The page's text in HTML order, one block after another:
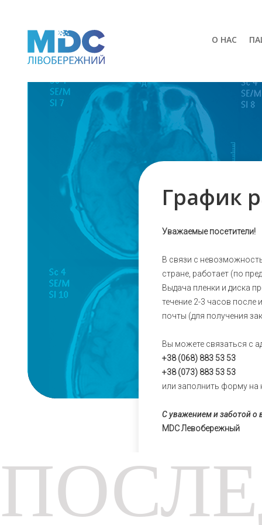
О НАС
График
Уважаемые посетители!
В связи с
стране, работает (по
Выдача пленки и диска
течение 2-3 часов после
почты (для получения
Вы можете связаться с
+38 (068) 883 53 53
+38 (073) 883 53 53
или заполнить форму на
С уважением и заботой о
MDC Левобережный